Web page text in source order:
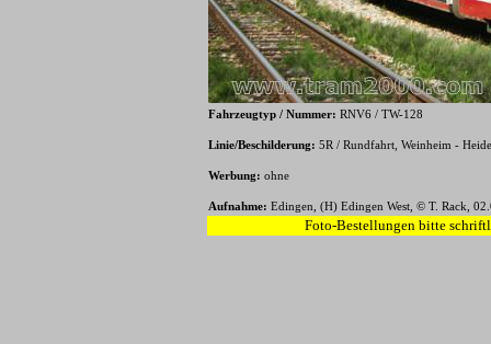
Fahrzeugtyp / Nummer: RNV6 / TW-128
Linie/Beschilderung: 5R / Rundfahrt, Weinheim -
Werbung: ohne
Aufnahme: Edingen, (H) Edingen West, © T. Rack,
Foto-Bestellungen bitte